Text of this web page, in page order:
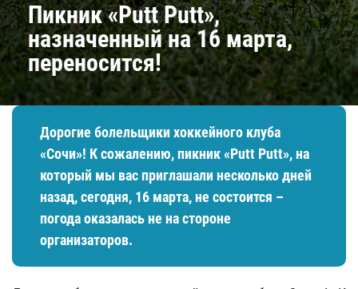
Пикник «Putt Putt»,
назначенный на 16 марта,
переносится!
Дорогие болельщики хоккейного клуба
«Сочи»! К сожалению, пикник «Putt Putt», на
который мы вас приглашали несколько дней
назад, сегодня, 16 марта, не состоится –
погода оказалась не на стороне
организаторов.